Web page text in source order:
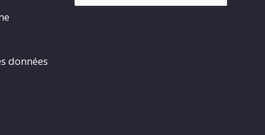
données